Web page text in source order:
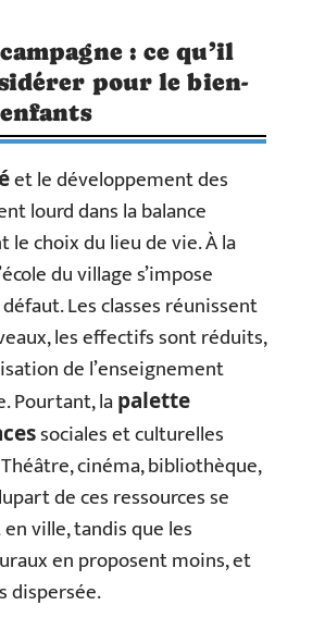
: ce qu’il
pour le bien-
et le développement des
lourd dans la balance
le choix du lieu de vie. À la
du village s’impose
Les classes réunissent
les effectifs sont réduits,
de l’enseignement
Pourtant, lapalette
sociales et culturelles
cinéma, bibliothèque,
de ces ressources se
ville, tandis que les
en proposent moins, et
dispersée.